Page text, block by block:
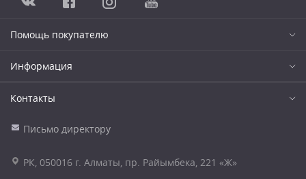
Помощь покупателю
Информация
Контакты
Письмо директору
РК, 050016 г. Алматы, пр. Райымбека, 221 «Ж»